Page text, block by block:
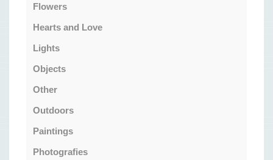
Flowers
Hearts and Love
Lights
Objects
Other
Outdoors
Paintings
Photografies